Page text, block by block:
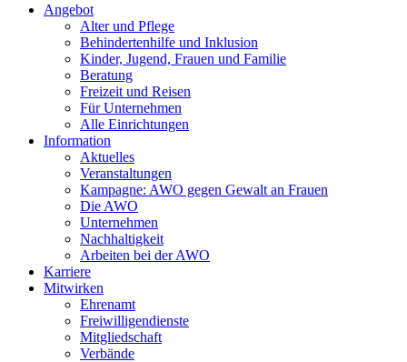
Angebot
Alter und Pflege
Behindertenhilfe und Inklusion
Kinder, Jugend, Frauen und Familie
Beratung
Freizeit und Reisen
Für Unternehmen
Alle Einrichtungen
Information
Aktuelles
Veranstaltungen
Kampagne: AWO gegen Gewalt an Frauen
Die AWO
Unternehmen
Nachhaltigkeit
Arbeiten bei der AWO
Karriere
Mitwirken
Ehrenamt
Freiwilligendienste
Mitgliedschaft
Verbände